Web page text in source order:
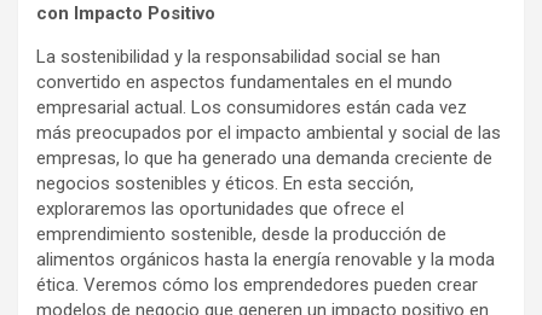
con Impacto Positivo
La sostenibilidad y la responsabilidad social se han
convertido en aspectos fundamentales en el mundo
empresarial actual. Los consumidores están cada vez
más preocupados por el impacto ambiental y social de las
empresas, lo que ha generado una demanda creciente de
negocios sostenibles y éticos. En esta sección,
exploraremos las oportunidades que ofrece el
emprendimiento sostenible, desde la producción de
alimentos orgánicos hasta la energía renovable y la moda
ética. Veremos cómo los emprendedores pueden crear
modelos de negocio que generen un impacto positivo en